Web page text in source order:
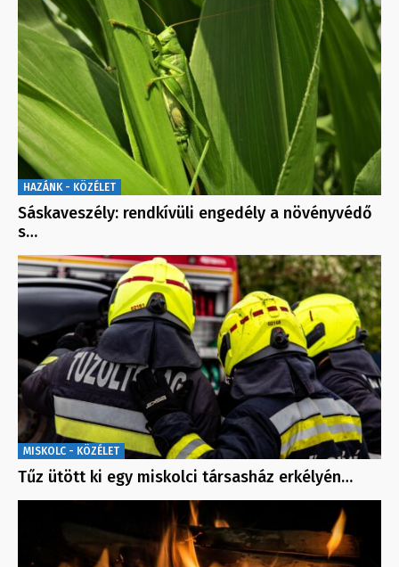
HAZÁNK - KÖZÉLET
Sáskaveszély: rendkívüli engedély a növényvédő
s…
MISKOLC - KÖZÉLET
Tűz ütött ki egy miskolci társasház erkélyén…